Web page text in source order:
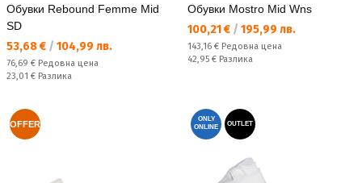
Обувки Rebound Femme Mid
SD
Текуща цена:
53,68 € / 104,99 лв.
Редовна цена:
76,69 € Редовна цена
Спестявате:
23,01 € Разлика
Обувки Mostro Mid Wns
Текуща цена:
100,21 € / 195,99 лв.
Редовна цена:
143,16 € Редовна цена
Спестявате:
42,95 € Разлика
OFFER
ONLY
ONLINE
OUTLET